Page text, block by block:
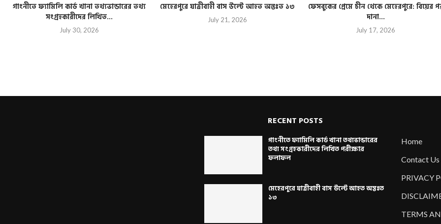
গাংনীতে ফ্যামিলি কার্ড খানা তথ্যভান্ডারের তথ্য
সংগ্রহকারীদের লিখিত...
July 30, 2026
মেহেরপুরে যাত্রীবাহী বাস উল্টে আহত অন্তঃত ১৩
July 21, 2026
ফেসবুকের প্রেমে চীন থেকে মেহেরপুরে: বিয়ের
দানা...
July 17, 2026
RECENT POSTS
গাংনীতে ফ্যামিলি কার্ড খানা তথ্যভান্ডারের
তথ্য সংগ্রহকারীদের লিখিত পরীক্ষার
ফলাফল
মেহেরপুরে যাত্রীবাহী বাস উল্টে আহত অন্তঃত
১৩
Home
Contact Us
PRIVACY
TERMS